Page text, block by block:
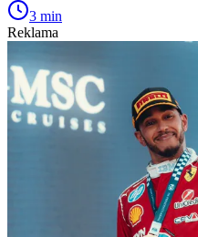
3 min
Reklama